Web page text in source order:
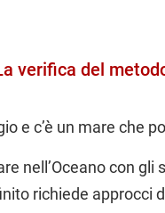
verifica del
e c’è un mare che
nell’Oceano con gli
richiede approcci